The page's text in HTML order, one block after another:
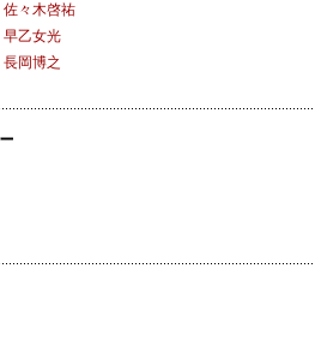
佐々木啓祐
早乙女光
長岡博之